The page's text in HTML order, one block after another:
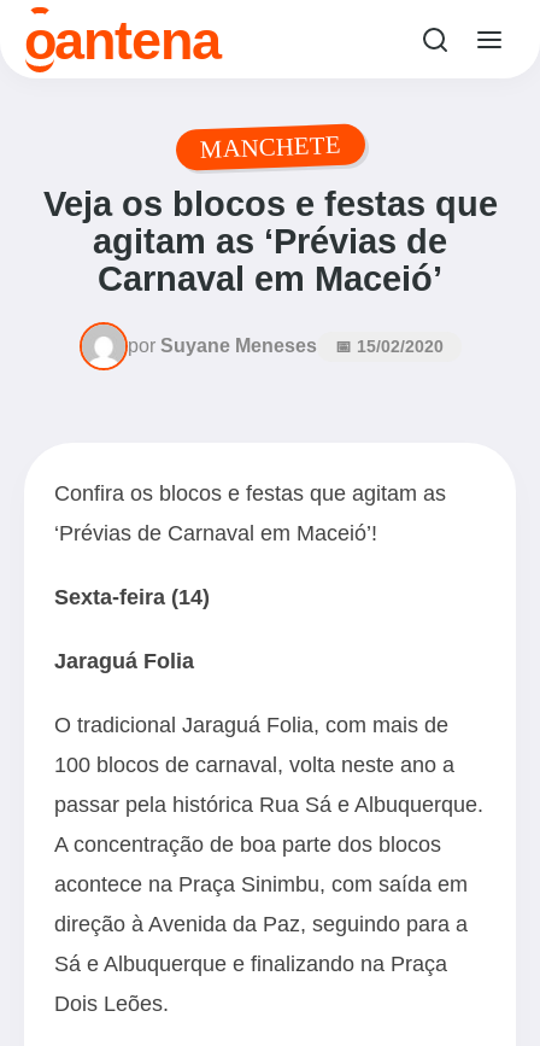
oantena
MANCHETE
Veja os blocos e festas que
agitam as ‘Prévias de
Carnaval em Maceió’
por Suyane Meneses 📅 15/02/2020
Confira os blocos e festas que agitam as
‘Prévias de Carnaval em Maceió’!
Sexta-feira (14)
Jaraguá Folia
O tradicional Jaraguá Folia, com mais de
100 blocos de carnaval, volta neste ano a
passar pela histórica Rua Sá e Albuquerque.
A concentração de boa parte dos blocos
acontece na Praça Sinimbu, com saída em
direção à Avenida da Paz, seguindo para a
Sá e Albuquerque e finalizando na Praça
Dois Leões.